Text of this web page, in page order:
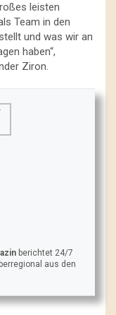
leisten
Team in den
und was wir an
haben“,
Ziron.
berichtet 24/7
aus den